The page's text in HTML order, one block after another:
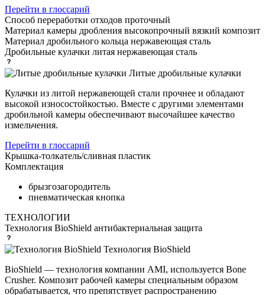
Перейти в глоссарий
Способ переработки отходов проточный
Материал камеры дробления высокопрочный вязкий композит
Материал дробильного кольца нержавеющая сталь
Дробильные кулачки литая нержавеющая сталь
Литые дробильные кулачки
Кулачки из литой нержавеющей стали прочнее и обладают
высокой износостойкостью. Вместе с другими элементами
дробильной камеры обеспечивают высочайшее качество
измельчения.
Перейти в глоссарий
Крышка-толкатель/сливная пластик
Комплектация
брызгозагородитель
пневматическая кнопка
ТЕХНОЛОГИИ
Технология BioShield антибактериальная защита
Технология BioShield
BioShield — технология компании AMI, используется Bone
Crusher. Композит рабочей камеры специальным образом
обрабатывается, что препятствует распространению